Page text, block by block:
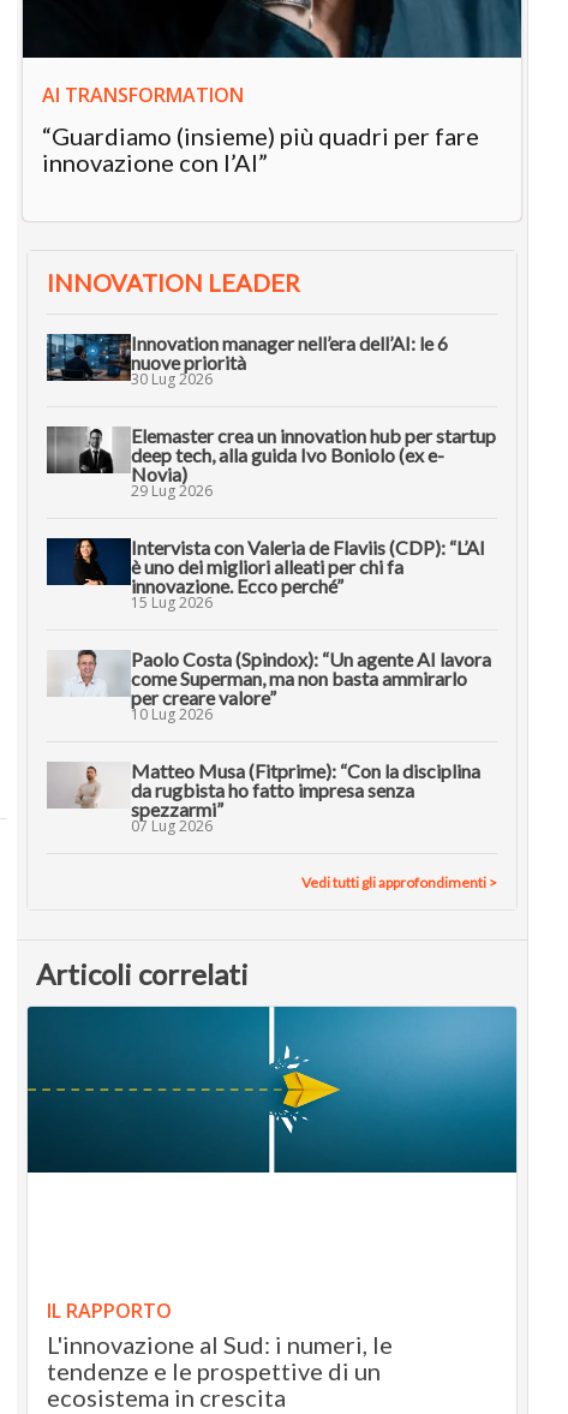
AI TRANSFORMATION
“Guardiamo (insieme) più quadri per fare
innovazione con l’AI”
INNOVATION LEADER
Innovation manager nell’era dell’AI: le 6
nuove priorità
30 Lug 2026
Elemaster crea un innovation hub per startup
deep tech, alla guida Ivo Boniolo (ex e-
Novia)
29 Lug 2026
Intervista con Valeria de Flaviis (CDP): “L’AI
è uno dei migliori alleati per chi fa
innovazione. Ecco perché”
15 Lug 2026
Paolo Costa (Spindox): “Un agente AI lavora
come Superman, ma non basta ammirarlo
per creare valore”
10 Lug 2026
Matteo Musa (Fitprime): “Con la disciplina
da rugbista ho fatto impresa senza
spezzarmi”
07 Lug 2026
Vedi tutti gli approfondimenti >
Articoli correlati
IL RAPPORTO
L'innovazione al Sud: i numeri, le
tendenze e le prospettive di un
ecosistema in crescita